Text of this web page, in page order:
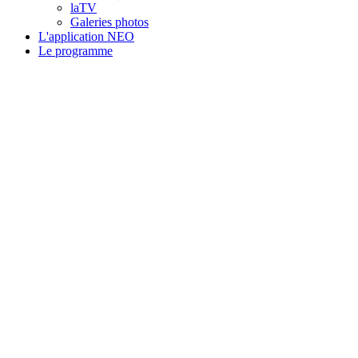
laTV
Galeries photos
L'application NEO
Le programme